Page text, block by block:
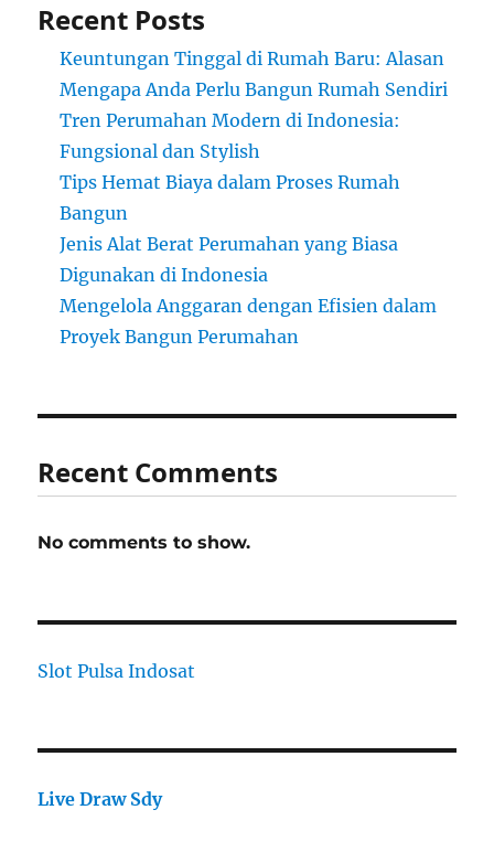
Recent Posts
Keuntungan Tinggal di Rumah Baru: Alasan
Mengapa Anda Perlu Bangun Rumah Sendiri
Tren Perumahan Modern di Indonesia:
Fungsional dan Stylish
Tips Hemat Biaya dalam Proses Rumah
Bangun
Jenis Alat Berat Perumahan yang Biasa
Digunakan di Indonesia
Mengelola Anggaran dengan Efisien dalam
Proyek Bangun Perumahan
Recent Comments
No comments to show.
Slot Pulsa Indosat
Live Draw Sdy